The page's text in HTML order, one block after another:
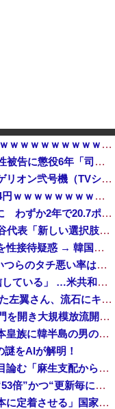
【画像】安心系JCが作った林間カレーｗｗｗｗｗｗｗｗｗｗｗｗｗｗｗｗｗｗｗｗｗｗｗｗ
【悲報】池袋パパ活刺殺事件、26歳の女性被告に懲役6年「司法の女割」批判が紛糾 → ﾈｯﾄ「ジャンポケ斎藤の罪より軽くて草」ｗｗｗｗｗｗｗｗｗｗ...
【エヴァンゲリオン】ロボ道「エヴァンゲリオン弐号機（TVシリーズVer.）」アクションフィギュア【彩色原型公開】他
【画像】ロピアのパワー全開おにぎり444円ｗｗｗｗｗｗｗｗｗｗｗｗ
【急増】「外国人受け入れ反対」56.3％に わずか2年で20.7ポイント増、東大調査「若い世代ほど増
参政党、福岡県議選に30人擁立方針 神谷代表「新しい選択肢を」
【えｗ】韓国サッカー協会が外国人審判を性接待疑惑 → 韓国ネットに動揺広がる「信じられない」「要求した外国人審判もおかしい」「韓国以外の国にも要...
【悲報】 『自認レイブンクロー』 ← こいつらのタチ悪い率は異常
台湾への140億ドル規模の武器売却「確信している」 …米共和党重鎮、マコール議員が表明！
【ニュース】 広島記念公園を追い出された左翼さん、流石にキモすぎて炎上
【おわった】三峡ダム、豪雨で13基の水門を開き大規模放流開始か 下流の工場地帯に洪水流入で崩壊はじまる
韓国メディア「幻となった女性天皇。日本皇族に韓半島の男の血が入る可能性がゼロに・・・」
をAIが解明！
【女性自身】高市首相、秋の内閣改造で目論む「麻生支配からの脱却」…茂木敏充氏も小林鷹之氏もクビ
ゲーム業界ご用達のフォント、年間料金“53倍”かつ“更新毎に値上げ”のありえない契約により多数撤退へ・・・
高市総理「物価上昇を上回る賃上げを日本に定着させる」国家公務員月給3.51％増へ 地方公務員も追随する見通し